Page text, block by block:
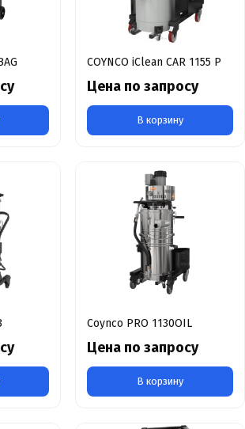
COYNCO iClean CAR 1155 P
Цена по запросу
В корзину
Coynco PRO 1130OIL
Цена по запросу
В корзину